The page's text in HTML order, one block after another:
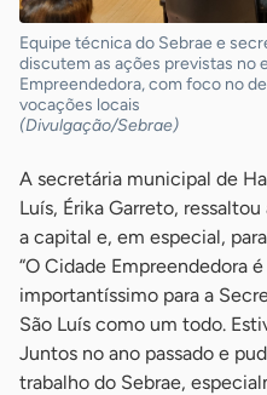
Equipe técnica do Sebrae e
discutem as ações previstas no
Empreendedora, com foco no
vocações locais
(Divulgação/Sebrae)
A secretária municipal de
Luís, Érika Garreto,
a capital e, em especial,
“O Cidade Empreendedora
importantíssimo para a
São Luís como um todo.
Juntos no ano passado e
trabalho do Sebrae,